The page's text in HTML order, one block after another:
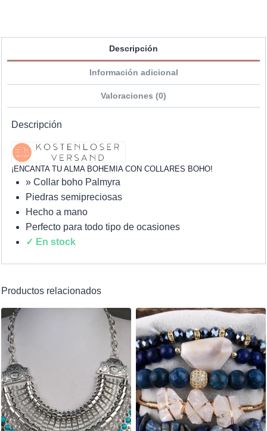
Descripción
Información adicional
Valoraciones (0)
Descripción
¡ENCANTA TU ALMA BOHEMIA CON COLLARES BOHO!
» Collar boho Palmyra
Piedras semipreciosas
Hecho a mano
Perfecto para todo tipo de ocasiones
✓ En stock
Productos relacionados